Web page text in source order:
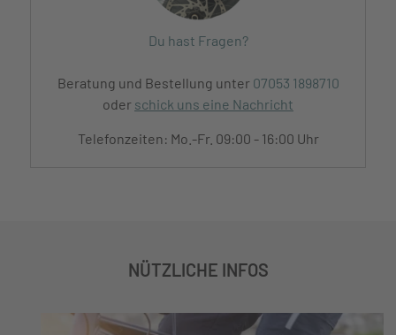
Du hast Fragen?
Beratung und Bestellung unter 07053 1898710
oder schick uns eine Nachricht
Telefonzeiten: Mo.-Fr. 09:00 - 16:00 Uhr
NÜTZLICHE INFOS